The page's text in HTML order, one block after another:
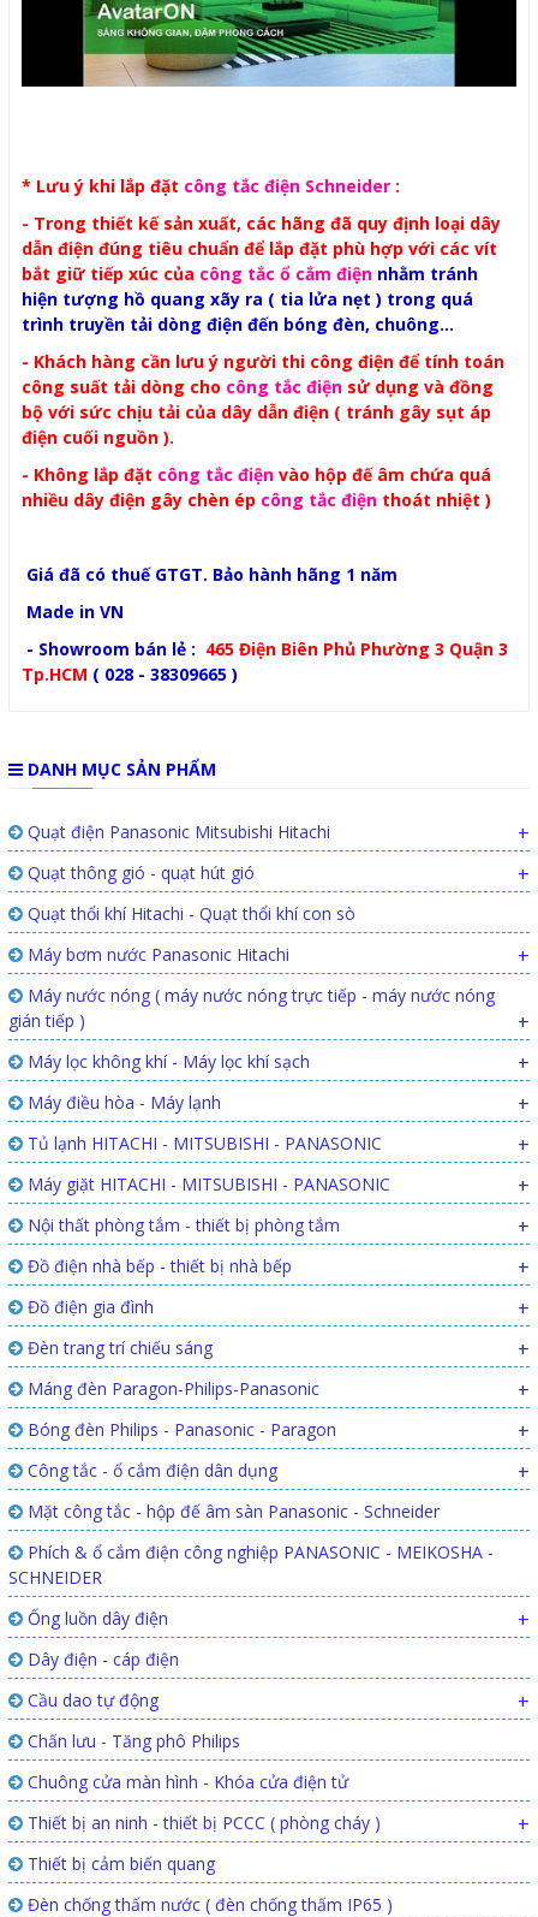
* Lưu ý khi lắp đặt công tắc điện Schneider :
- Trong thiết kế sản xuất, các hãng đã quy định loại dây
dẫn điện đúng tiêu chuẩn để lắp đặt phù hợp với các vít
bắt giữ tiếp xúc của công tắc ổ cắm điện nhằm tránh
hiện tượng hồ quang xãy ra ( tia lửa nẹt ) trong quá
trình truyền tải dòng điện đến bóng đèn, chuông...
- Khách hàng cần lưu ý người thi công điện để tính toán
công suất tải dòng cho công tắc điện sử dụng và đồng
bộ với sức chịu tải của dây dẫn điện ( tránh gây sụt áp
điện cuối nguồn ).
- Không lắp đặt công tắc điện vào hộp đế âm chứa quá
nhiều dây điện gây chèn ép công tắc điện thoát nhiệt )
Giá đã có thuế GTGT. Bảo hành hãng 1 năm
Made in VN
- Showroom bán lẻ : 465 Điện Biên Phủ Phường 3 Quận 3
Tp.HCM ( 028 - 38309665 )
DANH MỤC SẢN PHẨM
Quạt điện Panasonic Mitsubishi Hitachi +
Quạt thông gió - quạt hút gió +
Quạt thổi khí Hitachi - Quạt thổi khí con sò
Máy bơm nước Panasonic Hitachi
+
Máy nước nóng ( máy nước nóng trực tiếp - máy nước nóng
gián tiếp )
+
Máy lọc không khí - Máy lọc khí sạch +
Máy điều hòa - Máy lạnh +
Tủ lạnh HITACHI - MITSUBISHI - PANASONIC +
Máy giặt HITACHI - MITSUBISHI - PANASONIC +
Nội thất phòng tắm - thiết bị phòng tắm +
Đồ điện nhà bếp - thiết bị nhà bếp +
Đồ điện gia đình +
Đèn trang trí chiếu sáng +
Máng đèn Paragon-Philips-Panasonic +
Bóng đèn Philips - Panasonic - Paragon +
Công tắc - ổ cắm điện dân dụng +
Mặt công tắc - hộp đế âm sàn Panasonic - Schneider
Phích & ổ cắm điện công nghiệp PANASONIC - MEIKOSHA -
SCHNEIDER
Ống luồn dây điện
+
Dây điện - cáp điện
Cầu dao tự động
+
Chấn lưu - Tăng phô Philips
Chuông cửa màn hình - Khóa cửa điện tử
Thiết bị an ninh - thiết bị PCCC ( phòng cháy )
+
Thiết bị cảm biến quang
Đèn chống thấm nước ( đèn chống thấm IP65 )